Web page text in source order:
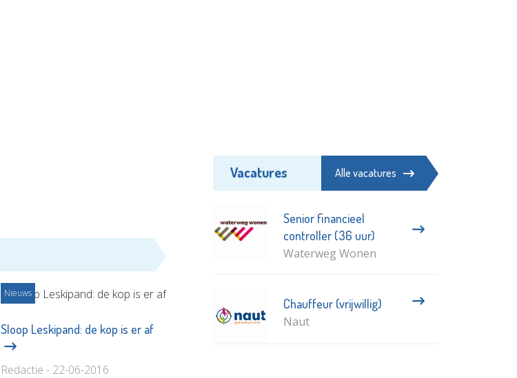
Nieuws
Sloop Leskipand: de kop is er af
Redactie - 22-06-2016
Vacatures Alle vacatures
Senior financieel
controller (36 uur)
Waterweg Wonen
Chauffeur (vrijwillig)
Naut